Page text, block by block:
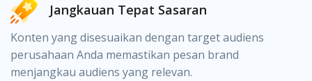
Jangkauan Tepat Sasaran
Konten yang disesuaikan dengan target audiens
perusahaan Anda memastikan pesan brand
menjangkau audiens yang relevan.